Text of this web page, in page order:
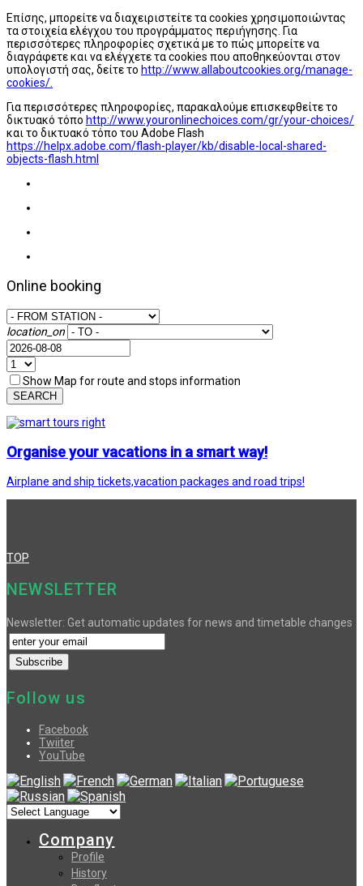
Επίσης, μπορείτε να διαχειριστείτε τα cookies χρησιμοποιώντας
τα στοιχεία ελέγχου του προγράμματος περιήγησης. Για
περισσότερες πληροφορίες σχετικά με το πώς μπορείτε να
διαγράφετε και να ελέγχετε τα cookies που αποθηκεύονται στον
υπολογιστή σας, δείτε το http://www.allaboutcookies.org/manage-
cookies/.
Για περισσότερες πληροφορίες, παρακαλούμε επισκεφθείτε το
δικτυακό τόπο http://www.youronlinechoices.com/gr/your-choices/
και το δικτυακό τόπο του Adobe Flash
https://helpx.adobe.com/flash-player/kb/disable-local-shared-
objects-flash.html
Online booking
location_on
Show Map for route and stops information
SEARCH
Organise your vacations in a smart way!
Airplane and ship tickets,vacation packages and road trips!
TOP
NEWSLETTER
Newsletter: Get automatic updates for news and timetable changes
Follow us
Facebook
Twiiter
YouTube
Company
Profile
History